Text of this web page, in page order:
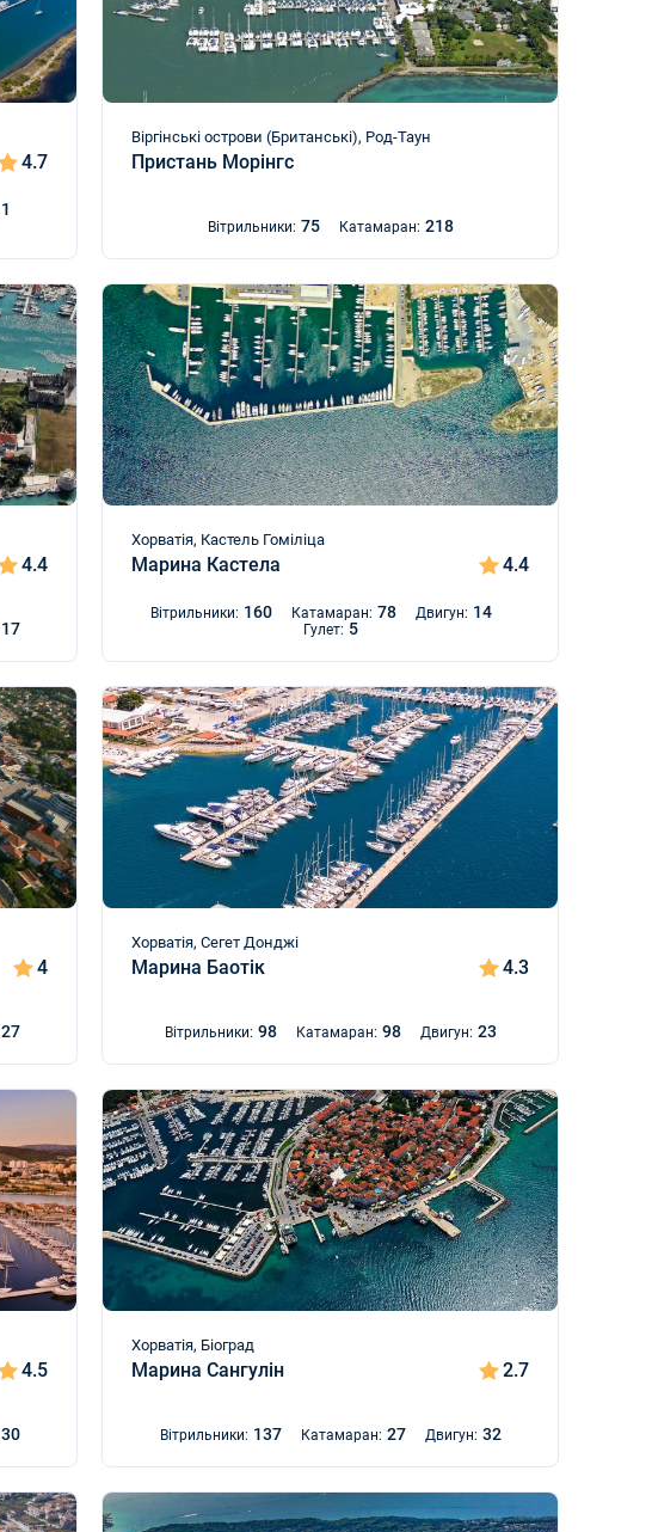
4.7
1
Віргінські острови (Британські), Род-Таун
Пристань Морінгс
Вітрильники: 75 Катамаран: 218
4.4
17
Хорватія, Кастель Гоміліца
Марина Кастела 4.4
Вітрильники: 160 Катамаран: 78 Двигун: 14
Гулет: 5
4
27
Хорватія, Сегет Донджі
Марина Баотік 4.3
Вітрильники: 98 Катамаран: 98 Двигун: 23
4.5
30
Хорватія, Біоград
Марина Сангулін 2.7
Вітрильники: 137 Катамаран: 27 Двигун: 32